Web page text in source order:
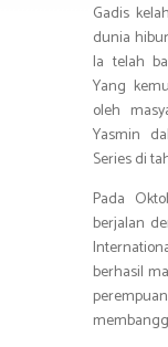
Gadis
dunia
Ia telah
Yang
oleh
Yasmin
Series di
Pada
berjalan
berhasil